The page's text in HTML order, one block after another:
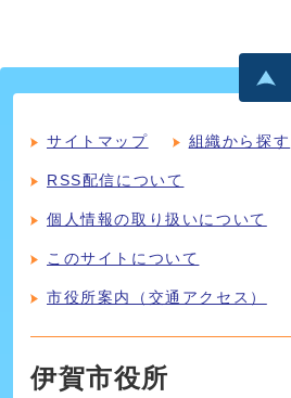
サイトマップ 組織から探す
RSS配信について
個人情報の取り扱いについて
このサイトについて
市役所案内（交通アクセス）
伊賀市役所